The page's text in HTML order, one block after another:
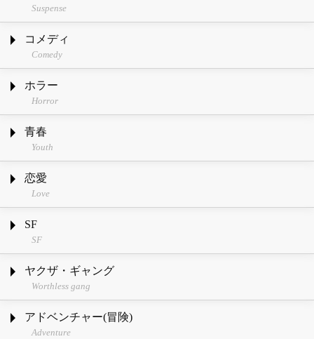
Suspense
コメディ
Comedy
ホラー
Horror
青春
Youth
恋愛
Love
SF
SF
ヤクザ・ギャング
Worthless gang
アドベンチャー(冒険)
Adventure